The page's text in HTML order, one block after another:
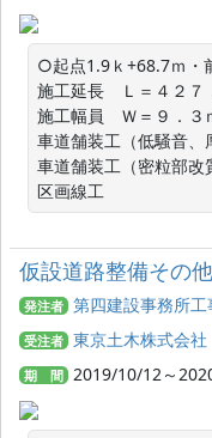
○起点1.9ｋ+68.7ｍ・
施工延長　Ｌ＝４２７
施工幅員　Ｗ＝９．３
車道舗装工（低騒音
車道舗装工（密粒部改
区画線工　　　　　
仮設道路整備その
発注者 第四建設事務所工
受注者 東京土木株式会社
期 間 2019/10/12～